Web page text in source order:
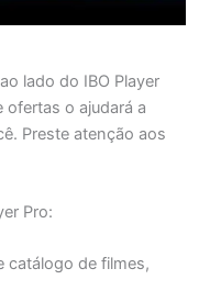
ao lado do IBO Player
ofertas o ajudará a
Preste atenção aos
Pro:
catálogo de filmes,